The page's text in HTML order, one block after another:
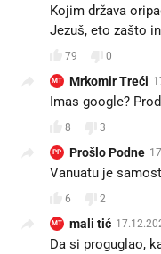
Kojim država
Jezuš, eto zašto
79 0
MT Mrkomir Treći
Imas google?
8 3
PP Prošlo Podne
Vanuatu je
6 2
MT mali tić
Da si proguglao,